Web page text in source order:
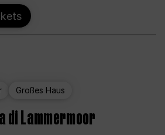
Großes Haus
di Lammermoor